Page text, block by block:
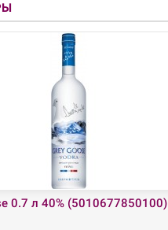
0.7 л 40% (5010677850100)